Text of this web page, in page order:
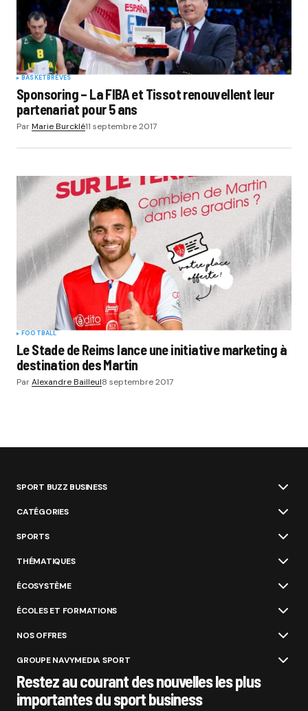
BASKETBRÈVES
Sponsoring – La FIBA et Tissot renouvellent leur
partenariat pour 5 ans
ParMarie Burcklé11 septembre 2017
FOOTBALL
Le Stade de Reims lance une initiative marketing à
destination des Martin
ParAlexandre Bailleul8 septembre 2017
SPORT BUZZ BUSINESS
CATÉGORIES
SPORTS
THÉMATIQUES
ÉCOSYSTÈME
ÉCOLES ET FORMATIONS
NOS OFFRES
GROUPE NAVYMEDIA SPORT
Restez au courant des nouvelles les plus
importantes du sport business